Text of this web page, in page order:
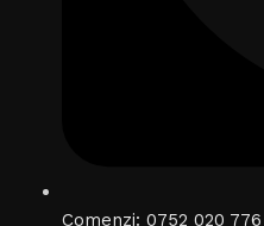
Comenzi: 0752 020 776